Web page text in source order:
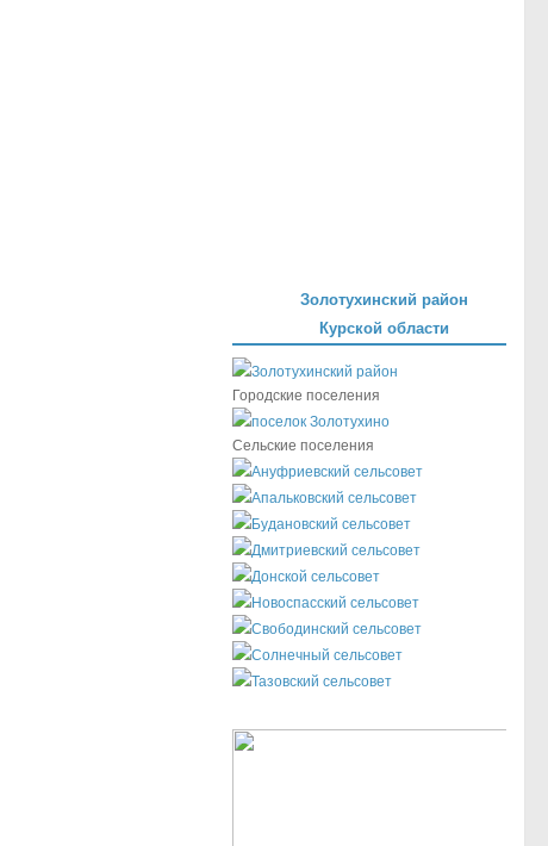
Золотухинский район
Курской области
Золотухинский район
Городские поселения
поселок Золотухино
Сельские поселения
Ануфриевский сельсовет
Апальковский сельсовет
Будановский сельсовет
Дмитриевский сельсовет
Донской сельсовет
Новоспасский сельсовет
Свободинский сельсовет
Солнечный сельсовет
Тазовский сельсовет